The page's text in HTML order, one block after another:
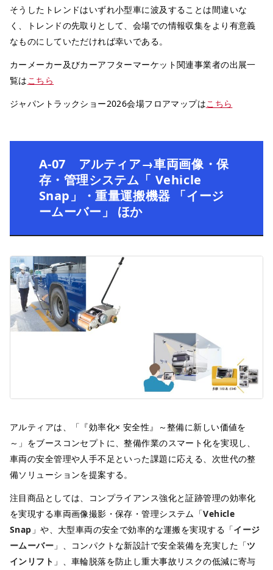
そうしたトレンドはいずれ小型車に波及することは間違いな
く、トレンドの先取りとして、会場での情報収集をより有意義
なものにしていただければ幸いである。
カーメーカー及びカーアフターマーケット関連事業者の出展一
覧はこちら
ジャパントラックショー2026会場フロアマップはこちら
A-07 アルティア→車両画像・保
存・管理システム「 Vehicle
Snap」・重量運搬機器 「イージ
ームーバー」 ほか
アルティアは、「『効率化× 安全性』～整備に新しい価値を
～」をブースコンセプトに、整備作業のスマート化を実現し、
車両の安全管理や人手不足といった課題に応える、次世代の整
備ソリューションを提案する。
注目商品としては、コンプライアンス強化と証跡管理の効率化
を実現する車両画像撮影・保存・管理システム「Vehicle
Snap 」や、大型車両の安全で効率的な運搬を実現する「イージ
ームーバー 」、コンパクトな新設計で安全装備を充実した「ツ
インリフト 」、車輪脱落を防止し重大事故リスクの低減に寄与